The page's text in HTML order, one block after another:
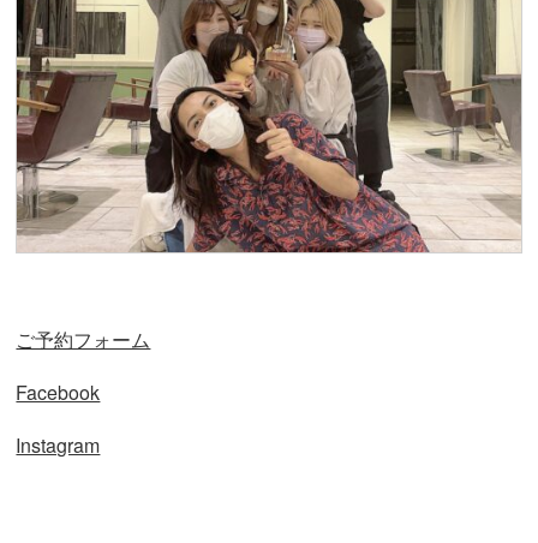
ご予約フォーム
Facebook
Instagram